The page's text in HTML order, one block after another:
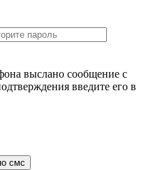
выслано сообщение с
введите его в